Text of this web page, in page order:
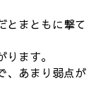
とまともに撃て
ます。
、あまり弱点が